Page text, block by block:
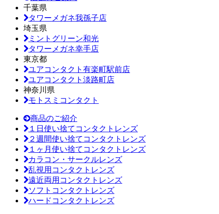
千葉県
タワーメガネ我孫子店
埼玉県
ミントグリーン和光
タワーメガネ幸手店
東京都
ユアコンタクト有楽町駅前店
ユアコンタクト淡路町店
神奈川県
モトスミコンタクト
商品のご紹介
１日使い捨てコンタクトレンズ
２週間使い捨てコンタクトレンズ
１ヶ月使い捨てコンタクトレンズ
カラコン・サークルレンズ
乱視用コンタクトレンズ
遠近両用コンタクトレンズ
ソフトコンタクトレンズ
ハードコンタクトレンズ